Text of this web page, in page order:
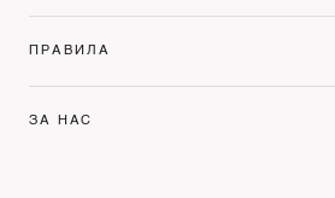
ПРАВИЛА
ЗА НАС